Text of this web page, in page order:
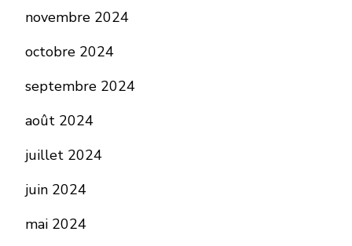
novembre 2024
octobre 2024
septembre 2024
août 2024
juillet 2024
juin 2024
mai 2024